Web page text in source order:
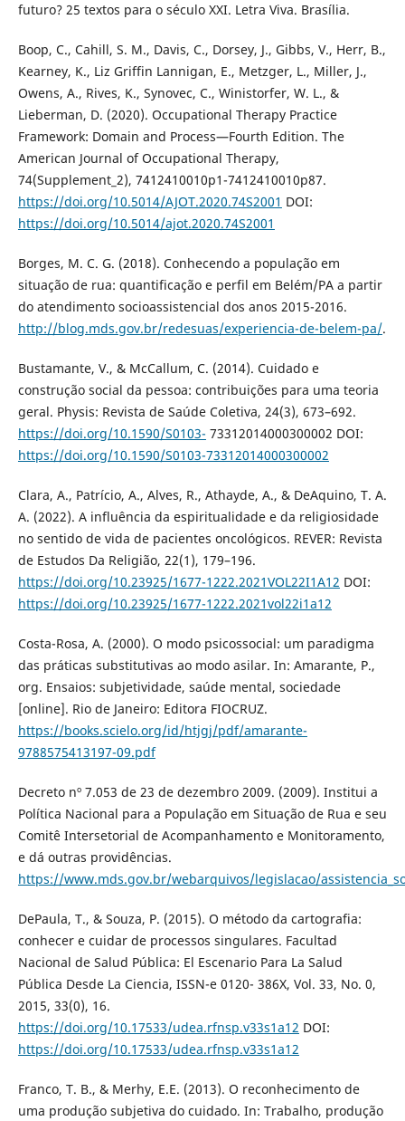
futuro? 25 textos para o século XXI. Letra Viva. Brasília.
Boop, C., Cahill, S. M., Davis, C., Dorsey, J., Gibbs, V., Herr, B.,
Kearney, K., Liz Griffin Lannigan, E., Metzger, L., Miller, J.,
Owens, A., Rives, K., Synovec, C., Winistorfer, W. L., &
Lieberman, D. (2020). Occupational Therapy Practice
Framework: Domain and Process—Fourth Edition. The
American Journal of Occupational Therapy,
74(Supplement_2), 7412410010p1-7412410010p87.
https://doi.org/10.5014/AJOT.2020.74S2001 DOI:
https://doi.org/10.5014/ajot.2020.74S2001
Borges, M. C. G. (2018). Conhecendo a população em
situação de rua: quantificação e perfil em Belém/PA a partir
do atendimento socioassistencial dos anos 2015-2016.
http://blog.mds.gov.br/redesuas/experiencia-de-belem-pa/.
Bustamante, V., & McCallum, C. (2014). Cuidado e
construção social da pessoa: contribuições para uma teoria
geral. Physis: Revista de Saúde Coletiva, 24(3), 673–692.
https://doi.org/10.1590/S0103- 73312014000300002 DOI:
https://doi.org/10.1590/S0103-73312014000300002
Clara, A., Patrício, A., Alves, R., Athayde, A., & DeAquino, T. A.
A. (2022). A influência da espiritualidade e da religiosidade
no sentido de vida de pacientes oncológicos. REVER: Revista
de Estudos Da Religião, 22(1), 179–196.
https://doi.org/10.23925/1677-1222.2021VOL22I1A12 DOI:
https://doi.org/10.23925/1677-1222.2021vol22i1a12
Costa-Rosa, A. (2000). O modo psicossocial: um paradigma
das práticas substitutivas ao modo asilar. In: Amarante, P.,
org. Ensaios: subjetividade, saúde mental, sociedade
[online]. Rio de Janeiro: Editora FIOCRUZ.
https://books.scielo.org/id/htjgj/pdf/amarante-
9788575413197-09.pdf
Decreto nº 7.053 de 23 de dezembro 2009. (2009). Institui a
Política Nacional para a População em Situação de Rua e seu
Comitê Intersetorial de Acompanhamento e Monitoramento,
e dá outras providências.
https://www.mds.gov.br/webarquivos/legislacao/
DePaula, T., & Souza, P. (2015). O método da cartografia:
conhecer e cuidar de processos singulares. Facultad
Nacional de Salud Pública: El Escenario Para La Salud
Pública Desde La Ciencia, ISSN-e 0120- 386X, Vol. 33, No. 0,
2015, 33(0), 16.
https://doi.org/10.17533/udea.rfnsp.v33s1a12 DOI:
https://doi.org/10.17533/udea.rfnsp.v33s1a12
Franco, T. B., & Merhy, E.E. (2013). O reconhecimento de
uma produção subjetiva do cuidado. In: Trabalho, produção